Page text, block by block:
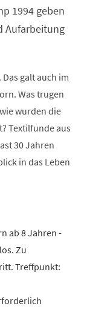
1994 geben
Aufarbeitung
galt auch im
Was trugen
wurden die
Textilfunde aus
30 Jahren
in das Leben
ab 8 Jahren -
Zu
Treffpunkt: